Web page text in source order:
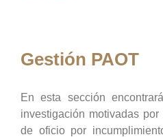
Gestión PAOT
En esta sección
investigación motivadas
de oficio por